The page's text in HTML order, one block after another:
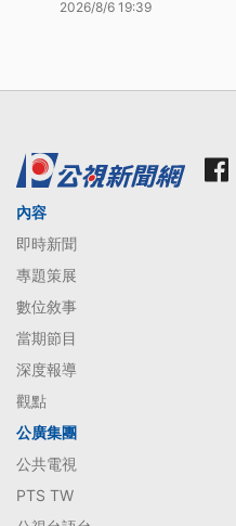
2026/8/6 19:39
內容
即時新聞
專題策展
數位敘事
當期節目
深度報導
觀點
公廣集團
公共電視
PTS TW